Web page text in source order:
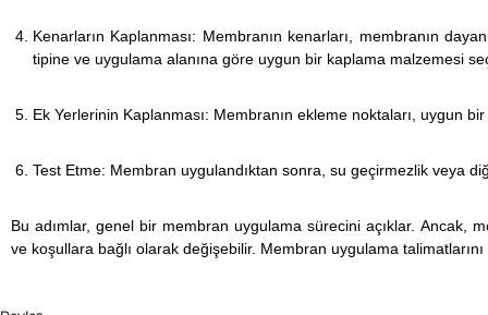
Kenarların Kaplanması: Membranın kenarları, membranın
tipine ve uygulama alanına göre uygun bir kaplama malzemesi
Ek Yerlerinin Kaplanması: Membranın ekleme noktaları, uygun
Test Etme: Membran uygulandıktan sonra, su geçirmezlik veya
Bu adımlar, genel bir membran uygulama sürecini açıklar. Ancak,
ve koşullara bağlı olarak değişebilir. Membran uygulama